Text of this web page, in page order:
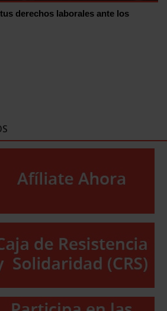
derechos laborales ante los